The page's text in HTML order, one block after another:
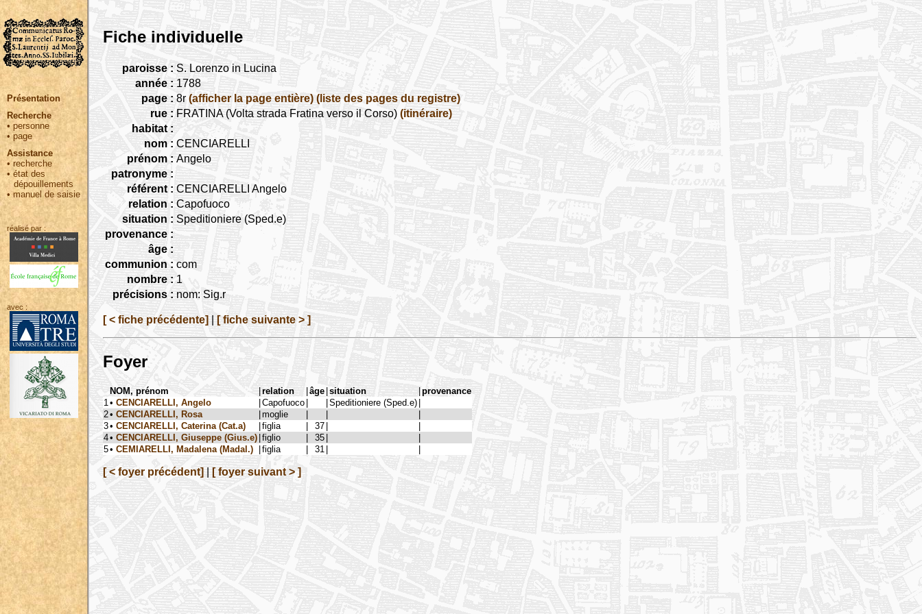
Présentation
Recherche
• personne
•page
Assistance
• recherche
•état des
dépouillements
•manuel de saisie
réalisé par :
avec :
Fiche individuelle
paroisse : S. Lorenzo in Lucina
année : 1788
page : 8r (afficher la page entière) (liste des pages du registre)
rue : FRATINA (Volta strada Fratina verso il Corso) (itinéraire)
habitat :
nom : CENCIARELLI
prénom : Angelo
patronyme :
référent : CENCIARELLI Angelo
relation : Capofuoco
situation : Speditioniere (Sped.e)
provenance :
âge :
communion : com
nombre : 1
précisions : nom: Sig.r
[ < fiche précédente] [ fiche suivante > ]
Foyer
NOM, prénom |relation |âge |situation |provenance
1 • CENCIARELLI, Angelo |Capofuoco | |Speditioniere (Sped.e) |
2• CENCIARELLI, Rosa |moglie | |
|
3• CENCIARELLI, Caterina (Cat.a) |figlia | 37 |
|
4• CENCIARELLI, Giuseppe (Gius.e) |figlio | 35 |
|
5• CEMIARELLI, Madalena (Madal.) |figlia | 31 | |
[ < foyer précédent] [ foyer suivant > ]